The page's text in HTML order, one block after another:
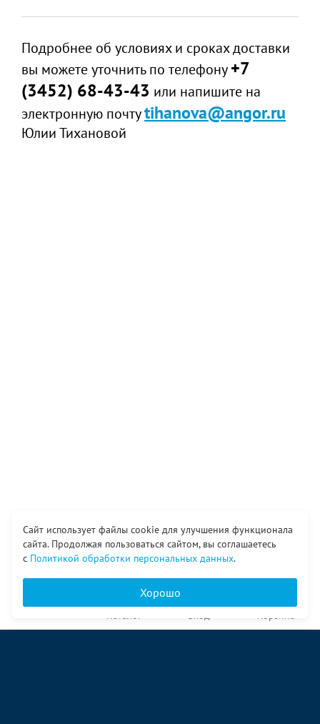
Подробнее об условиях и сроках доставки
вы можете уточнить по телефону+7
(3452) 68-43-43 или напишите на
электронную почтуtihanova@angor.ru
Юлии Тихановой
Сайт использует файлы cookie для улучшения функционала
сайта. Продолжая пользоваться сайтом, вы соглашаетесь
с Политикой обработки персональных данных.
Хорошо